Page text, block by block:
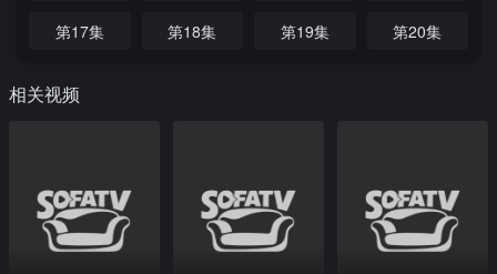
第17集 第18集 第19集 第20集
相关视频